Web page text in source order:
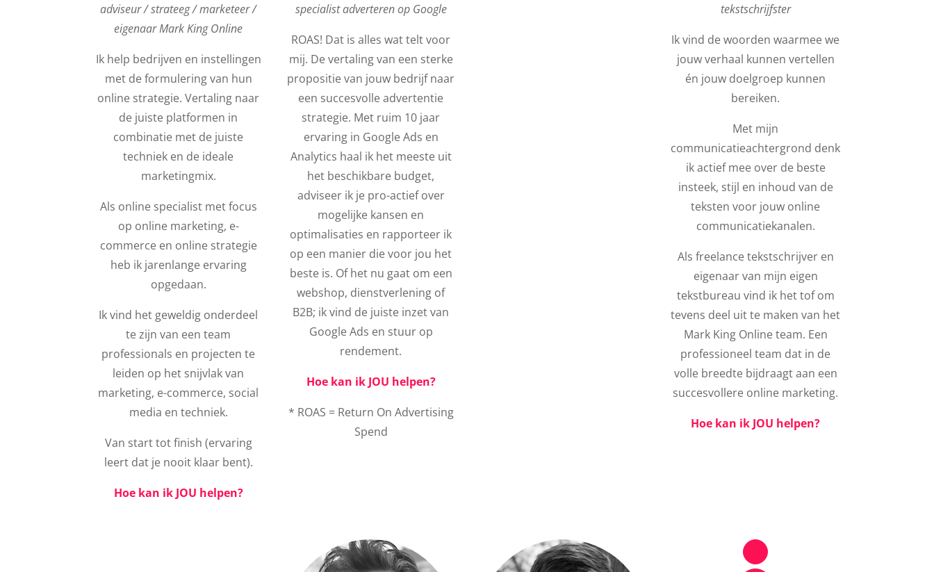
adviseur / strateeg / marketeer /
eigenaar Mark King Online
Ik help bedrijven en instellingen
met de formulering van hun
online strategie. Vertaling naar
de juiste platformen in
combinatie met de juiste
techniek en de ideale
marketingmix.
Als online specialist met focus
op online marketing, e-
commerce en online strategie
heb ik jarenlange ervaring
opgedaan.
Ik vind het geweldig onderdeel
te zijn van een team
professionals en projecten te
leiden op het snijvlak van
marketing, e-commerce, social
media en techniek.
Van start tot finish (ervaring
leert dat je nooit klaar bent).
Hoe kan ik JOU helpen?
specialist adverteren op Google
ROAS! Dat is alles wat telt voor
mij. De vertaling van een sterke
propositie van jouw bedrijf naar
een succesvolle advertentie
strategie. Met ruim 10 jaar
ervaring in Google Ads en
Analytics haal ik het meeste uit
het beschikbare budget,
adviseer ik je pro-actief over
mogelijke kansen en
optimalisaties en rapporteer ik
op een manier die voor jou het
beste is. Of het nu gaat om een
webshop, dienstverlening of
B2B; ik vind de juiste inzet van
Google Ads en stuur op
rendement.
Hoe kan ik JOU helpen?
* ROAS = Return On Advertising
Spend
tekstschrijfster
Ik vind de woorden waarmee we
jouw verhaal kunnen vertellen
én jouw doelgroep kunnen
bereiken.
Met mijn
communicatieachtergrond denk
ik actief mee over de beste
insteek, stijl en inhoud van de
teksten voor jouw online
communicatiekanalen.
Als freelance tekstschrijver en
eigenaar van mijn eigen
tekstbureau vind ik het tof om
tevens deel uit te maken van het
Mark King Online team. Een
professioneel team dat in de
volle breedte bijdraagt aan een
succesvollere online marketing.
Hoe kan ik JOU helpen?